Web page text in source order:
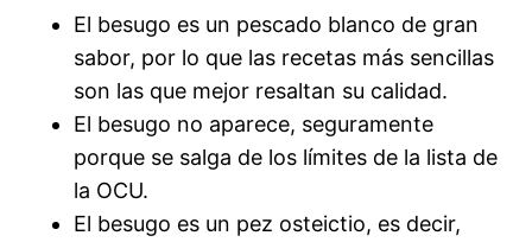
El besugo es un pescado blanco de gran
sabor, por lo que las recetas más sencillas
son las que mejor resaltan su calidad.
El besugo no aparece, seguramente
porque se salga de los límites de la lista de
la OCU.
El besugo es un pez osteictio, es decir,